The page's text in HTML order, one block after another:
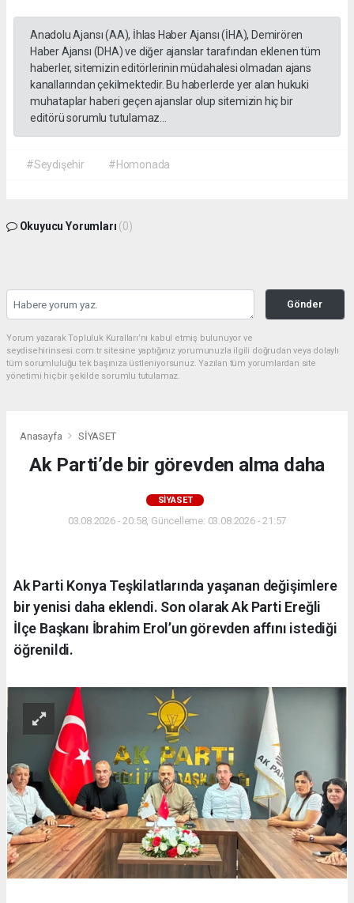
Anadolu Ajansı (AA), İhlas Haber Ajansı (İHA), Demirören
Haber Ajansı (DHA) ve diğer ajanslar tarafından eklenen tüm
haberler, sitemizin editörlerinin müdahalesi olmadan ajans
kanallarından çekilmektedir. Bu haberlerde yer alan hukuki
muhataplar haberi geçen ajanslar olup sitemizin hiç bir
editörü sorumlu tutulamaz...
#Seydişehir #Homonada
Okuyucu Yorumları (0)
Gönder
Yorum yazarak Topluluk Kuralları’nı kabul etmiş bulunuyor ve
seydisehirinsesi.com.tr sitesine yaptığınız yorumunuzla ilgili doğrudan veya dolaylı
tüm sorumluluğu tek başınıza üstleniyorsunuz. Yazılan tüm yorumlardan site
yönetimi hiçbir şekilde sorumlu tutulamaz.
Anasayfa SİYASET
Ak Parti’de bir görevden alma daha
SİYASET
03.08.2026 - 20:58, Güncelleme: 03.08.2026 - 21:57
Ak Parti Konya Teşkilatlarında yaşanan değişimlere
bir yenisi daha eklendi. Son olarak Ak Parti Ereğli
İlçe Başkanı İbrahim Erol’un görevden affını istediği
öğrenildi.